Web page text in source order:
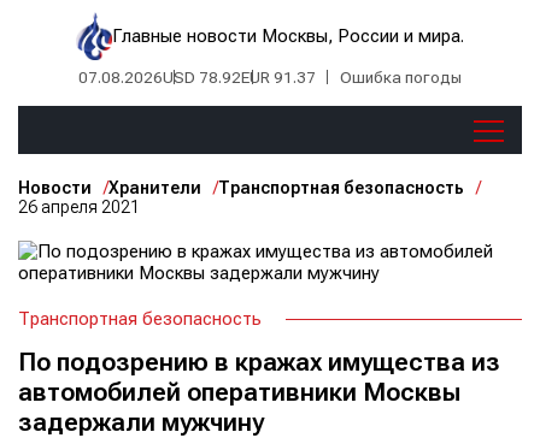
Главные новости Москвы, России и мира.
07.08.2026USD 78.92EUR 91.37 Ошибка погоды
Новости Хранители
Транспортная безопасность
26 апреля 2021
Транспортная безопасность
По подозрению в кражах имущества из
автомобилей оперативники Москвы
задержали мужчину